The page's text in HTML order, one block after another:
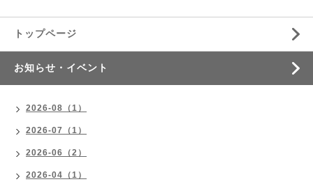
トップページ
お知らせ・イベント
2026-08（1）
2026-07（1）
2026-06（2）
2026-04（1）